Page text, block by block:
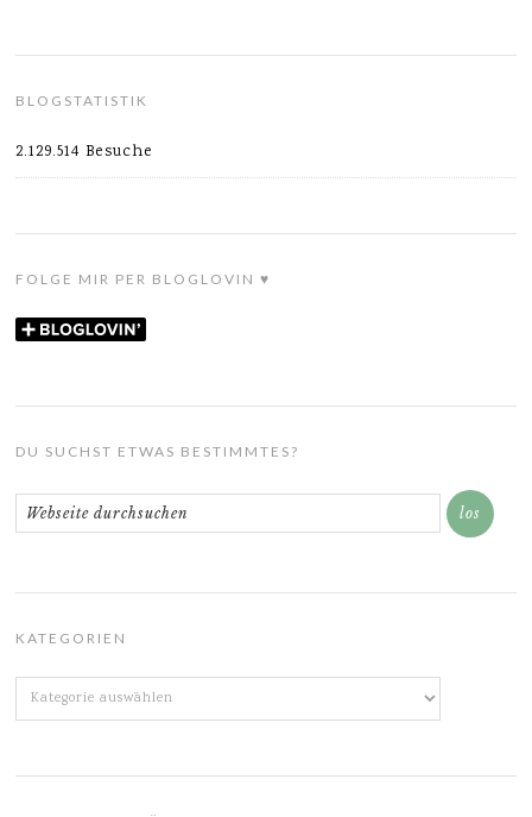
BLOGSTATISTIK
2.129.514 Besuche
FOLGE MIR PER BLOGLOVIN ♥
DU SUCHST ETWAS BESTIMMTES?
KATEGORIEN
Kategorien